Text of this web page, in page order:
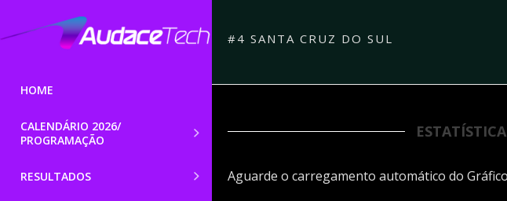
HOME
CALENDÁRIO 2026/
PROGRAMAÇÃO
RESULTADOS
#4 SANTA CRUZ DO SUL
Aguarde o carregamento automático do